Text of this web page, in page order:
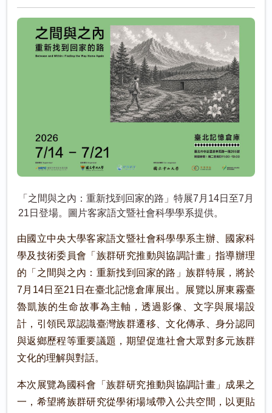
「之間與之內：重新找到回家的路」特展7月14日至7月
21日登場。圖片客家語文暨社會科學學系提供。
由國立中央大學客家語文暨社會科學學系主辦、國家科
學及技術委員會「族群研究推動與協調計畫」指導辦理
的「之間與之內：重新找到回家的路」族群特展，將於
7月14日至21日在臺北記憶倉庫展出。展覽以屏東霧臺
魯凱族的生命故事為主軸，透過影像、文字與展場設
計，引領民眾認識臺灣族群遷移、文化傳承、身分認同
與返鄉歷程等重要議題，期望促進社會大眾對多元族群
文化的理解與對話。
本次展覽為國科會「族群研究推動與協調計畫」成果之
一，希望將族群研究從學術場域帶入公共空間，以更貼